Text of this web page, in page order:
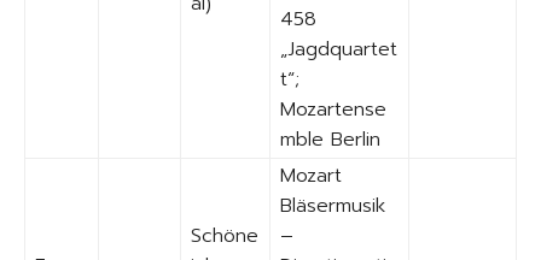
458
„Jagdquartet
t“;
Mozartense
mble Berlin
Schöne
Mozart
Bläsermusik
–